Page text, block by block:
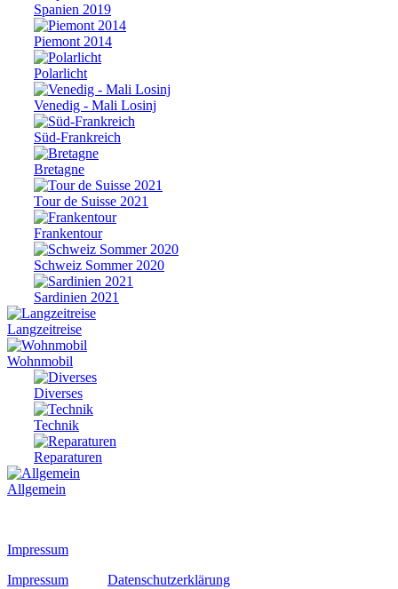
Spanien 2019
Piemont 2014
Polarlicht
Venedig - Mali Losinj
Süd-Frankreich
Bretagne
Tour de Suisse 2021
Frankentour
Schweiz Sommer 2020
Sardinien 2021
Langzeitreise
Wohnmobil
Diverses
Technik
Reparaturen
Allgemein
Impressum
Impressum
Datenschutzerklärung